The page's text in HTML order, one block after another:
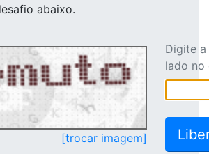
abaixo.
[trocar imagem]
Digite
lado no